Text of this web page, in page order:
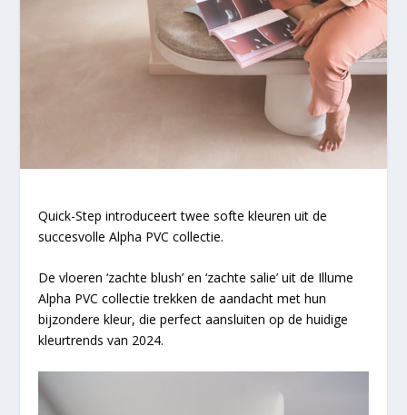
Quick-Step introduceert twee softe kleuren uit de
succesvolle Alpha PVC collectie.
De vloeren ‘zachte blush’ en ‘zachte salie’ uit de Illume
Alpha PVC collectie trekken de aandacht met hun
bijzondere kleur, die perfect aansluiten op de huidige
kleurtrends van 2024.